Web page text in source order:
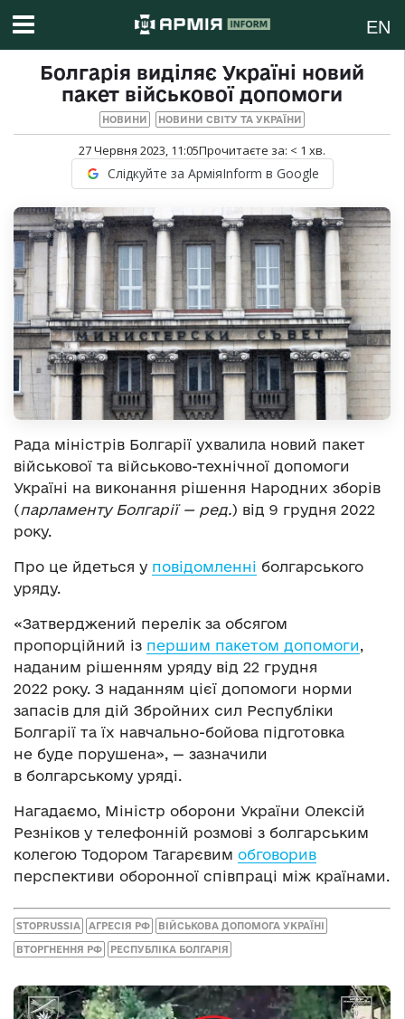
EN
Болгарія виділяє Україні новий
пакет військової допомоги
НОВИНИ НОВИНИ СВІТУ ТА УКРАЇНИ
27 Червня 2023, 11:05Прочитаєте за: < 1 хв.
Слідкуйте за АрміяInform в Google
Рада міністрів Болгарії ухвалила новий пакет
військової та військово-технічної допомоги
Україні на виконання рішення Народних зборів
(парламенту Болгарії — ред.) від 9 грудня 2022
року.
Про це йдеться у повідомленні болгарського
уряду.
«Затверджений перелік за обсягом
пропорційний із першим пакетом допомоги,
наданим рішенням уряду від 22 грудня
2022 року. З наданням цієї допомоги норми
запасів для дій Збройних сил Республіки
Болгарії та їх навчально-бойова підготовка
не буде порушена», — зазначили
в болгарському уряді.
Нагадаємо, Міністр оборони України Олексій
Резніков у телефонній розмові з болгарським
колегою Тодором Тагарєвим обговорив
перспективи оборонної співпраці між країнами.
STOPRUSSIA АГРЕСІЯ РФ ВІЙСЬКОВА ДОПОМОГА УКРАЇНІ
ВТОРГНЕННЯ РФ РЕСПУБЛІКА БОЛГАРІЯ